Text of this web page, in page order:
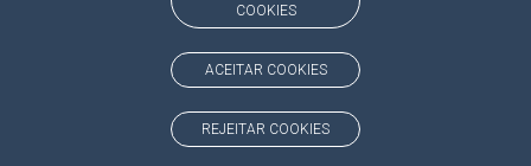
COOKIES
ACEITAR COOKIES
REJEITAR COOKIES
https://www.tce.ms.gov.br